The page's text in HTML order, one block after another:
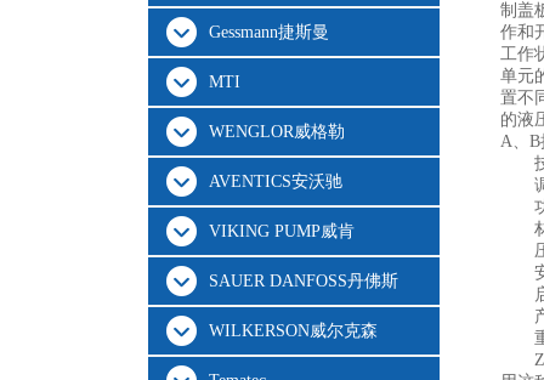
Gessmann捷斯曼
MTI
WENGLOR威格勒
AVENTICS安沃驰
VIKING PUMP威肯
SAUER DANFOSS丹佛斯
WILKERSON威尔克森
制盖
作和
工作
单元
置不
的液
A、B